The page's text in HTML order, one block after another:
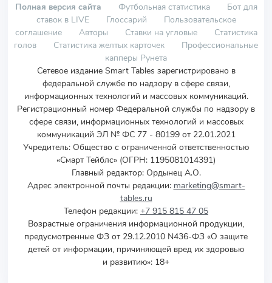
Полная версия сайта Футбольная статистика
Бот для
ставок в LIVE
Глоссарий
Пользовательское
соглашение
Авторы Ставки на угловые
Статистика
голов
Статистика желтых карточек
Профессиональные
капперы Рунета
Сетевое издание Smart Tables зарегистрировано в
федеральной службе по надзору в сфере связи,
информационных технологий и массовых коммуникаций.
Регистрационный номер Федеральной службы по надзору в
сфере связи, информационных технологий и массовых
коммуникаций ЭЛ № ФС 77 - 80199 от 22.01.2021
Учредитель: Общество с ограниченной ответственностью
«Смарт Тейблс» (ОГРН: 1195081014391)
Главный редактор: Ордынец А.О.
Адрес электронной почты редакции: marketing@smart-
tables.ru
Телефон редакции: +7 915 815 47 05
Возрастные ограничения информационной продукции,
предусмотренные ФЗ от 29.12.2010 N436-ФЗ «О защите
детей от информации, причиняющей вред их здоровью
и развитию»: 18+